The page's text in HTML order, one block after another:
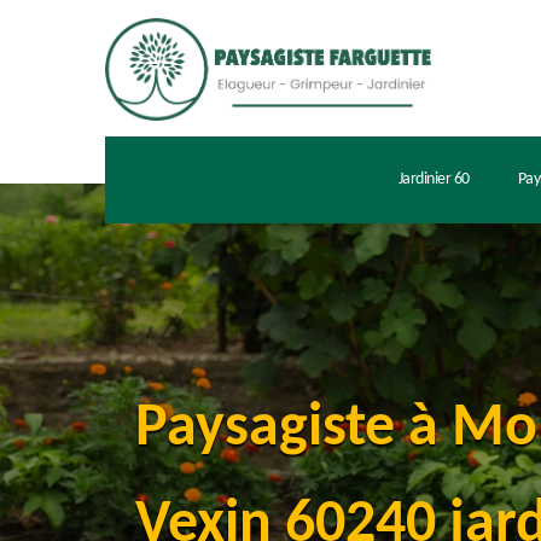
Jardinier 60
Paysagiste à
Vexin 60240